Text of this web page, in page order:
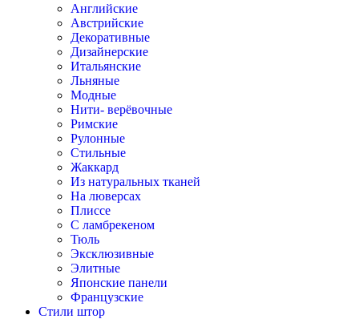
Английские
Австрийские
Декоративные
Дизайнерские
Итальянские
Льняные
Модные
Нити- верёвочные
Римские
Рулонные
Стильные
Жаккард
Из натуральных тканей
На люверсах
Плиссе
С ламбрекеном
Тюль
Эксклюзивные
Элитные
Японские панели
Французские
Стили штор